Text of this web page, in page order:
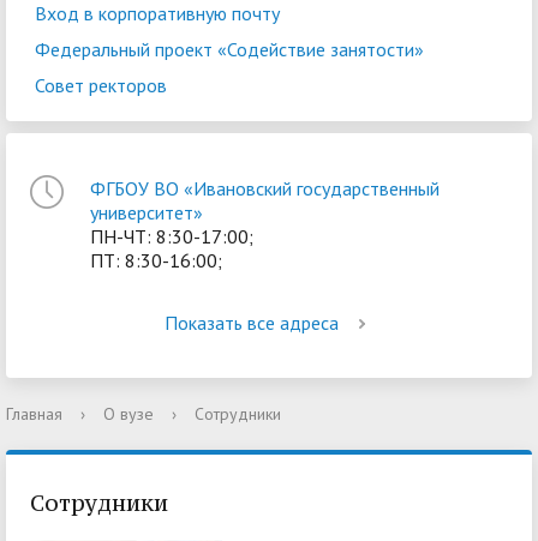
Вход в корпоративную почту
Федеральный проект «Содействие занятости»
Совет ректоров
ФГБОУ ВО «Ивановский государственный
университет»
ПН-ЧТ: 8:30-17:00;
ПТ: 8:30-16:00;
Показать все адреса
Главная › О вузе › Сотрудники
Сотрудники